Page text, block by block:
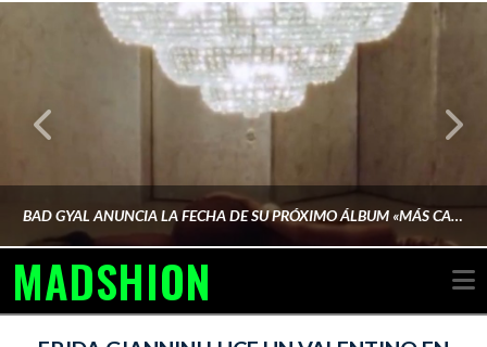
BAD GYAL ANUNCIA LA FECHA DE SU PRÓXIMO ÁLBUM «MÁS CARA»
MADSHION